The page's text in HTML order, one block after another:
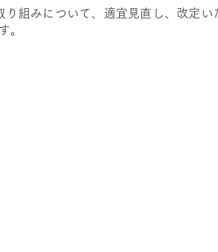
組みについて、適宜見直し、改定い
。